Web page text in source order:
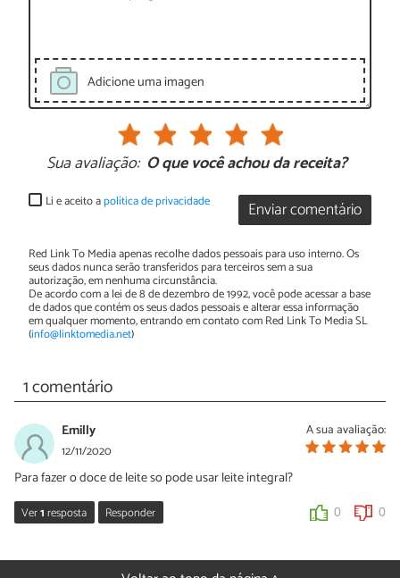
Adicione uma imagen
Sua avaliação: O que você achou da receita?
Enviar comentário
Li e aceito apolítica de privacidade
Red Link To Media apenas recolhe dados pessoais para uso interno. Os
seus dados nunca serão transferidos para terceiros sem a sua
autorização, em nenhuma circunstância.
De acordo com a lei de 8 de dezembro de 1992, você pode acessar a base
de dados que contém os seus dados pessoais e alterar essa informação
em qualquer momento, entrando em contato com Red Link To Media SL
(info@linktomedia.net)
1 comentário
A sua avaliação:
Emilly
12/11/2020
Para fazer o doce de leite so pode usar leite integral?
Ver1resposta Responder 0 0
16/11/2020